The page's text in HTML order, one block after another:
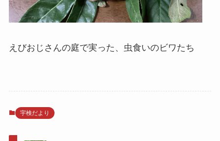
えびおじさんの庭で実った、虫食いのビワたち
宇検だより